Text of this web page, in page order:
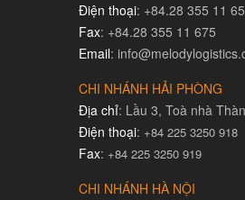
Điện thoại: +84.28 355 11
Fax: +84.28 355 11 675
Email:
CHI NHÁNH HẢI PHÒNG
Địa chỉ: Lầu 3, Toà nhà
Điện thoại: +84 225 3250 918
Fax: +84 225 3250 919
CHI NHÁNH HÀ NỘI